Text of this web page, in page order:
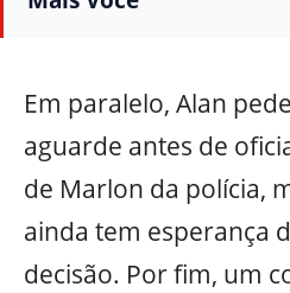
Em paralelo, Alan
aguarde antes de
de Marlon da polícia,
ainda tem esperança
decisão. Por fim, um